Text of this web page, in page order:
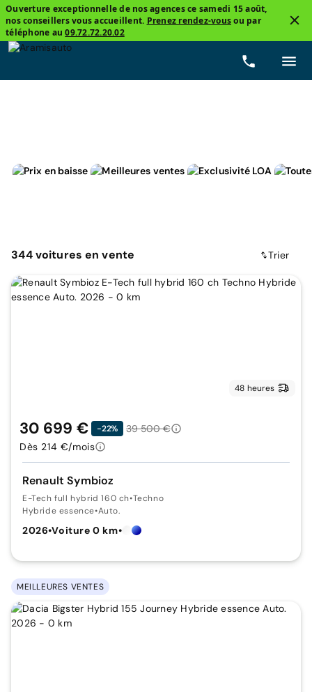
Ouverture exceptionnelle de nos agences ce samedi 15 août,
nos conseillers vous accueillent. Prenez rendez-vousou par
téléphone au09.72.72.20.02
Boîtes de vitesse
344voituresen vente Trier
48 heures
Renault Symbioz
E-Tech full hybrid 160 ch•Techno
Hybride essence•Auto.
2026•Voiture 0 km•
30 699 € -22%
39 500 €
Dès 214 €/mois
MEILLEURES VENTES